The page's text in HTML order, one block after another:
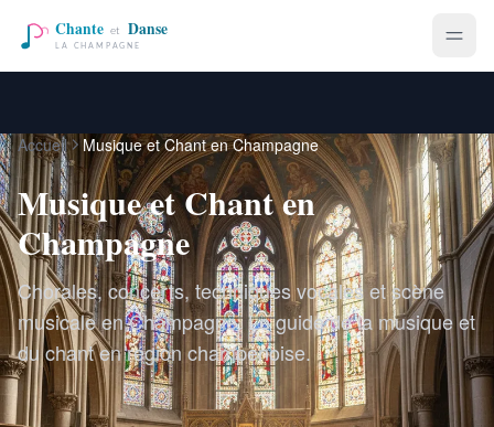
Accueil Musique et Chant en Champagne
Musique et Chant en
Champagne
Chorales, concerts, techniques vocales et scène
musicale en Champagne. Le guide de la musique et
du chant en région champenoise.